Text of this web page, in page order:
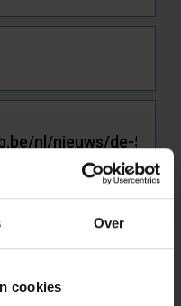
Over
cookies
waar je de fout zag.